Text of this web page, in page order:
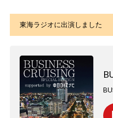
東海ラジオに出演しました